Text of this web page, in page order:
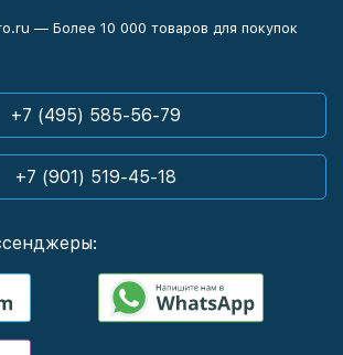
— Более 10 000 товаров для покупок
+7 (495) 585-56-79
+7 (901) 519-45-18